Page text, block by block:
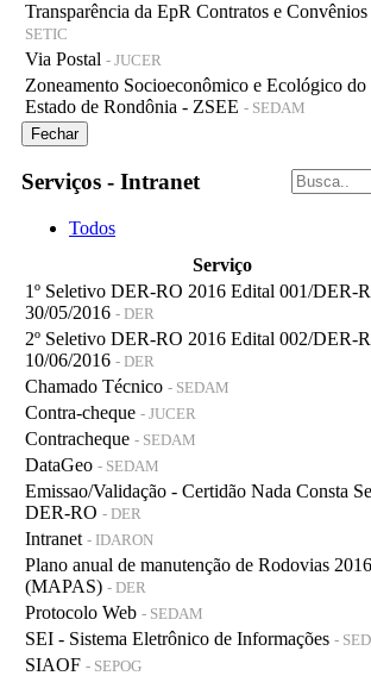
Transparência da EpR Contratos e Convênios
SETIC
Via Postal - JUCER
Zoneamento Socioeconômico e Ecológico do
Estado de Rondônia - ZSEE - SEDAM
Fechar
Serviços - Intranet
Todos
Serviço
1º Seletivo DER-RO 2016 Edital 001/DER-
30/05/2016 - DER
2º Seletivo DER-RO 2016 Edital 002/DER-
10/06/2016 - DER
Chamado Técnico - SEDAM
Contra-cheque - JUCER
Contracheque - SEDAM
DataGeo - SEDAM
Emissao/Validação - Certidão Nada Consta
DER-RO - DER
Intranet - IDARON
Plano anual de manutenção de Rodovias 2016
(MAPAS) - DER
Protocolo Web - SEDAM
SEI - Sistema Eletrônico de Informações -
SIAOF - SEPOG